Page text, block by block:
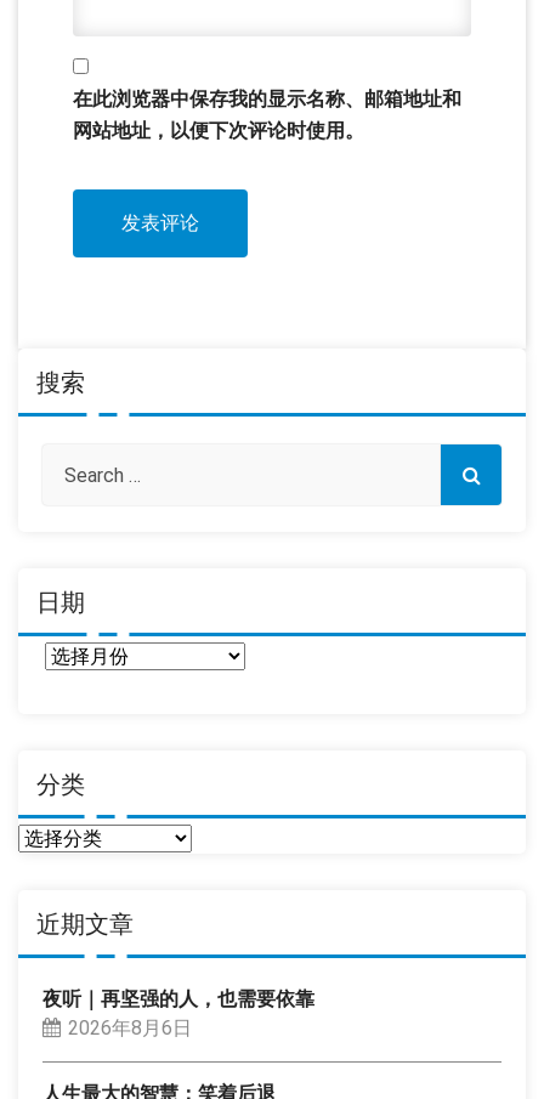
在此浏览器中保存我的显示名称、邮箱地址和
网站地址，以便下次评论时使用。
搜索
日期
分类
分
近期文章
夜听｜再坚强的人，也需要依靠
2026年8月6日
人生最大的智慧：笑着后退